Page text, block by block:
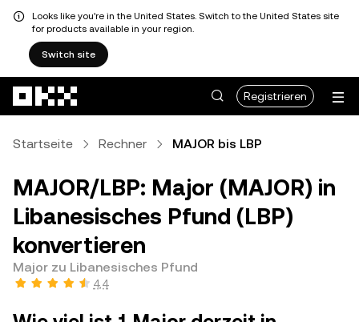
Looks like you're in the United States. Switch to the United States site
for products available in your region.
Switch site
Registrieren
Startseite Rechner MAJOR bis LBP
MAJOR/LBP: Major (MAJOR) in
Libanesisches Pfund (LBP)
konvertieren
Major zu Libanesisches Pfund
4,4